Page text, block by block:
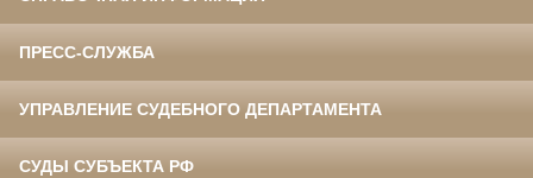
ПРЕСС-СЛУЖБА
УПРАВЛЕНИЕ СУДЕБНОГО ДЕПАРТАМЕНТА
СУДЫ СУБЪЕКТА РФ